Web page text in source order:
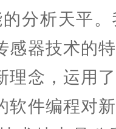
分析天平
感器技术的
理念，运用
软件编程对